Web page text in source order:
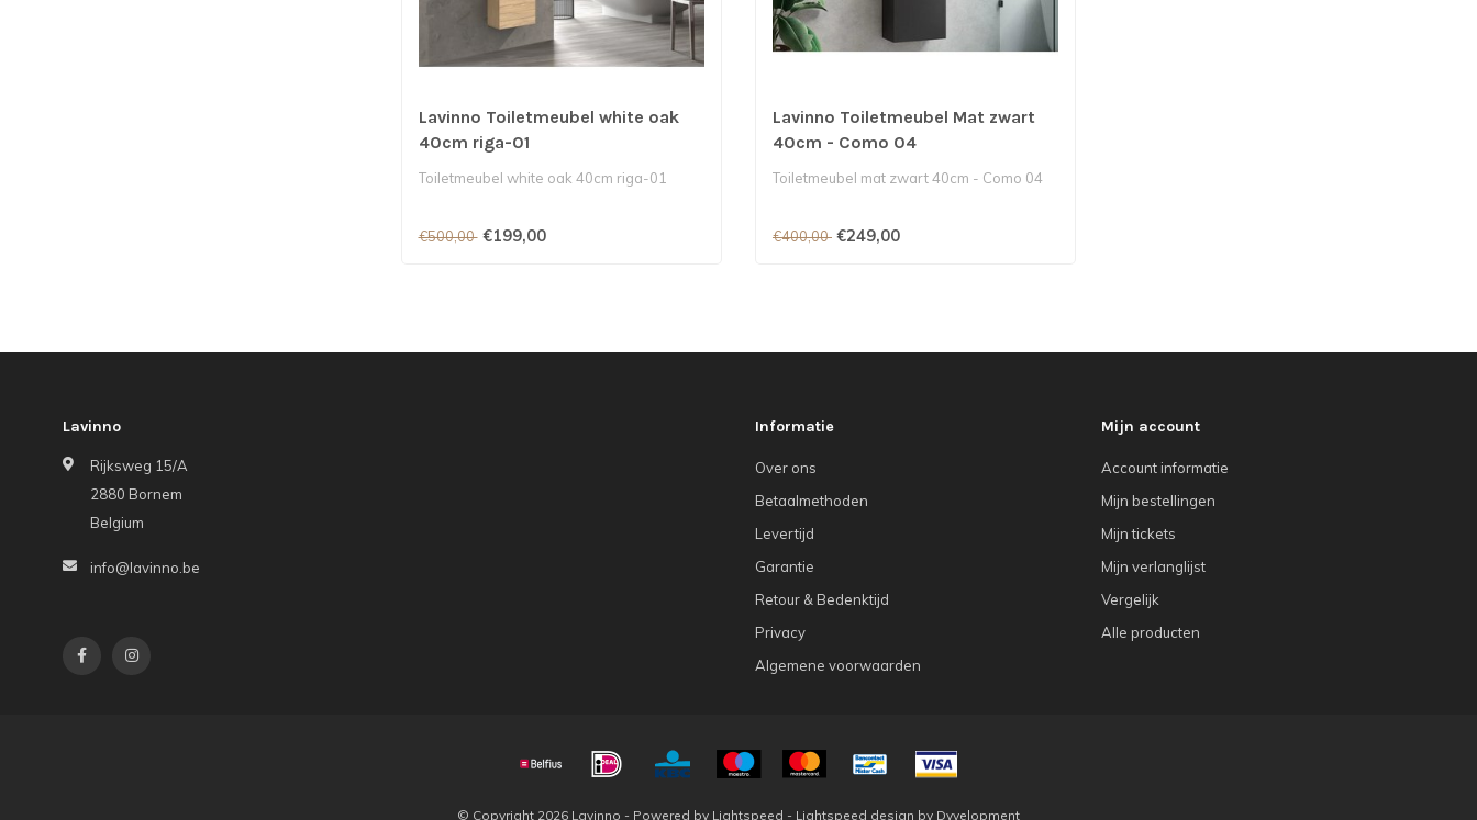
Lavinno Toiletmeubel white oak
40cm riga-01
Toiletmeubel white oak 40cm riga-01
€500,00 €199,00
Lavinno Toiletmeubel Mat zwart
40cm - Como 04
Toiletmeubel mat zwart 40cm - Como 04
€400,00 €249,00
Lavinno
Rijksweg 15/A
2880 Bornem
Belgium
info@lavinno.be
Informatie
Over ons
Betaalmethoden
Levertijd
Garantie
Retour & Bedenktijd
Privacy
Algemene voorwaarden
Mijn account
Account informatie
Mijn bestellingen
Mijn tickets
Mijn verlanglijst
Vergelijk
Alle producten
© Copyright 2026 Lavinno - Powered by Lightspeed - Lightspeed design by Dyvelopment